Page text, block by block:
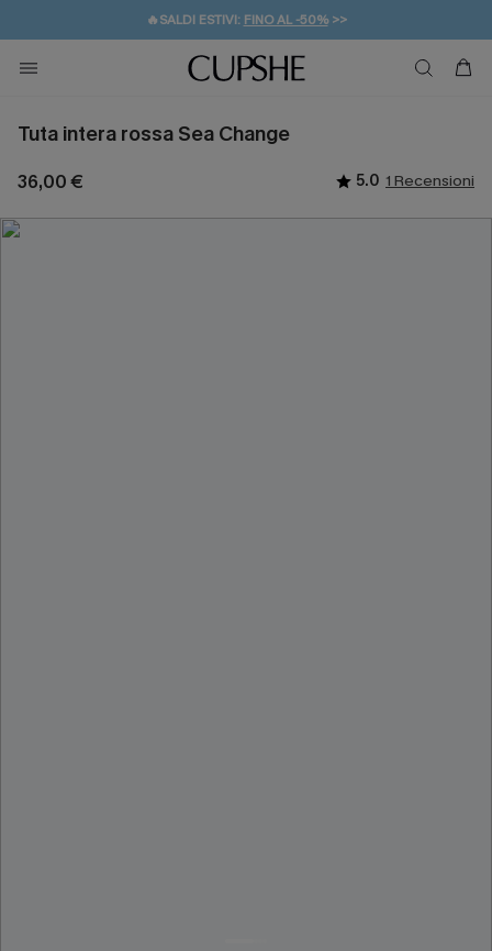
🔥SALDI ESTIVI: FINO AL -50%>>
🚚SPEDIZIONE GRATUITA DA 49€
💌REGALO PER I NUOVI: 20% DI SCONTO*
Tuta intera rossa Sea Change
36,00 € 5.0 1 Recensioni